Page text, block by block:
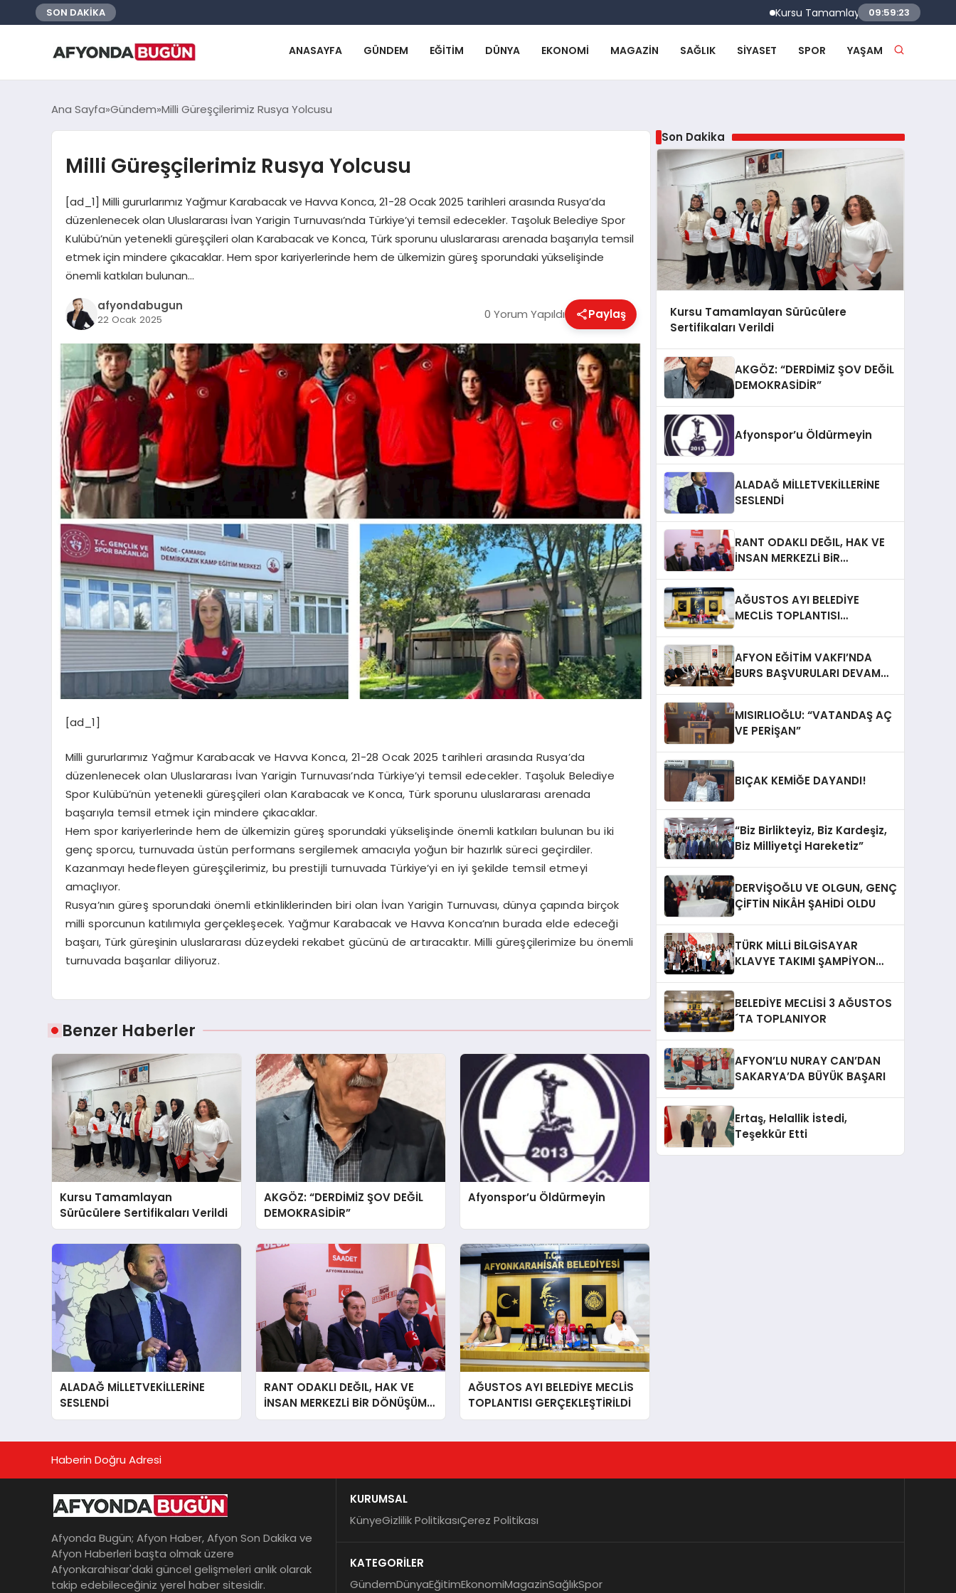
SON DAKİKA Kursu Tamamlayan Sürücülere Sertifikaları
09:59:23
ANASAYFA GÜNDEM EĞITIM DÜNYA EKONOMI MAGAZIN SAĞLIK SIYASET SPOR YAŞAM
Ana Sayfa Gündem Milli Güreşçilerimiz Rusya Yolcusu
Milli Güreşçilerimiz Rusya Yolcusu
[ad_1] Milli gururlarımız Yağmur Karabacak ve Havva Konca, 21-28 Ocak 2025 tarihleri arasında Rusya’da
düzenlenecek olan Uluslararası İvan Yarigin Turnuvası’nda Türkiye’yi temsil edecekler. Taşoluk Belediye Spor
Kulübü’nün yetenekli güreşçileri olan Karabacak ve Konca, Türk sporunu uluslararası arenada başarıyla temsil
etmek için mindere çıkacaklar. Hem spor kariyerlerinde hem de ülkemizin güreş sporundaki yükselişinde
önemli katkıları bulunan…
afyondabugun
22 Ocak 2025 0 Yorum Yapıldı Paylaş
[ad_1]
Milli gururlarımız Yağmur Karabacak ve Havva Konca, 21-28 Ocak 2025 tarihleri arasında Rusya’da
düzenlenecek olan Uluslararası İvan Yarigin Turnuvası’nda Türkiye’yi temsil edecekler. Taşoluk Belediye
Spor Kulübü’nün yetenekli güreşçileri olan Karabacak ve Konca, Türk sporunu uluslararası arenada
başarıyla temsil etmek için mindere çıkacaklar.
Hem spor kariyerlerinde hem de ülkemizin güreş sporundaki yükselişinde önemli katkıları bulunan bu iki
genç sporcu, turnuvada üstün performans sergilemek amacıyla yoğun bir hazırlık süreci geçirdiler.
Kazanmayı hedefleyen güreşçilerimiz, bu prestijli turnuvada Türkiye’yi en iyi şekilde temsil etmeyi
amaçlıyor.
Rusya’nın güreş sporundaki önemli etkinliklerinden biri olan İvan Yarigin Turnuvası, dünya çapında birçok
milli sporcunun katılımıyla gerçekleşecek. Yağmur Karabacak ve Havva Konca’nın burada elde edeceği
başarı, Türk güreşinin uluslararası düzeydeki rekabet gücünü de artıracaktır. Milli güreşçilerimize bu önemli
turnuvada başarılar diliyoruz.
Benzer Haberler
Kursu Tamamlayan
Sürücülere Sertifikaları Verildi
AKGÖZ: “DERDİMİZ ŞOV DEĞİL
DEMOKRASİDİR”
Afyonspor’u Öldürmeyin
ALADAĞ MİLLETVEKİLLERİNE
SESLENDİ
RANT ODAKLI DEĞIL, HAK VE
İNSAN MERKEZLi BiR DÖNÜŞÜM
İÇiN AFYONKARAHiSAR’IN
AĞUSTOS AYI BELEDİYE MECLİS
TOPLANTISI GERÇEKLEŞTİRİLDİ
Son Dakika
Kursu Tamamlayan Sürücülere
Sertifikaları Verildi
AKGÖZ: “DERDİMİZ ŞOV DEĞİL
DEMOKRASİDİR”
Afyonspor’u Öldürmeyin
ALADAĞ MİLLETVEKİLLERİNE
SESLENDİ
RANT ODAKLI DEĞIL, HAK VE
İNSAN MERKEZLi BiR
YANINDAYIZ!
AĞUSTOS AYI BELEDİYE
MECLİS TOPLANTISI
AFYON EĞİTİM VAKFI’NDA
BURS BAŞVURULARI DEVAM
MISIRLIOĞLU: “VATANDAŞ AÇ
VE PERİŞAN”
BIÇAK KEMİĞE DAYANDI!
“Biz Birlikteyiz, Biz Kardeşiz,
Biz Milliyetçi Hareketiz”
DERVİŞOĞLU VE OLGUN, GENÇ
ÇİFTİN NİKÂH ŞAHİDİ OLDU
TÜRK MİLLİ BİLGİSAYAR
KLAVYE TAKIMI ŞAMPİYON
BELEDİYE MECLİSİ 3 AĞUSTOS
´TA TOPLANIYOR
AFYON’LU NURAY CAN’DAN
SAKARYA’DA BÜYÜK BAŞARI
Ertaş, Helallik İstedi,
Teşekkür Etti
Haberin Doğru Adresi
Afyonda Bugün; Afyon Haber, Afyon Son Dakika ve
Afyon Haberleri başta olmak üzere
Afyonkarahisar'daki güncel gelişmeleri anlık olarak
takip edebileceğiniz yerel haber sitesidir.
KURUMSAL
KünyeGizlilik PolitikasıÇerez Politikası
KATEGORİLER
GündemDünyaEğitimEkonomiMagazinSağlıkSpor